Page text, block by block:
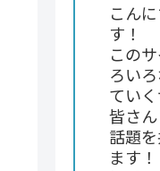
こん
す！
この
ろい
てい
皆さ
話題
ます！